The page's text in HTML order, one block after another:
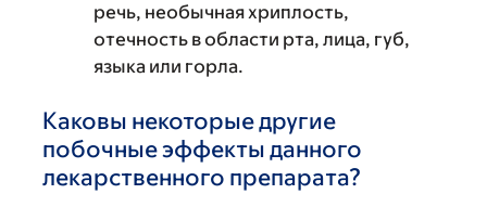
речь, необычная хриплость,
отечность в области рта, лица, губ,
языка или горла.
Каковы некоторые другие
побочные эффекты данного
лекарственного препарата?